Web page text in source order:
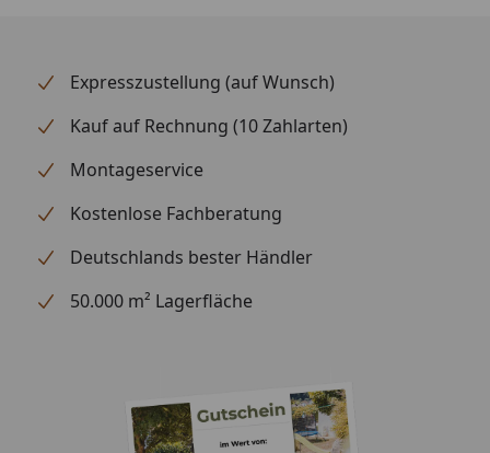
Expresszustellung (auf Wunsch)
Kauf auf Rechnung (10 Zahlarten)
Montageservice
Kostenlose Fachberatung
Deutschlands bester Händler
50.000 m² Lagerfläche